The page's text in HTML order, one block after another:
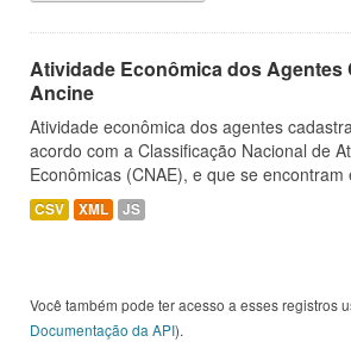
Atividade Econômica dos Agentes
Ancine
Atividade econômica dos agentes
acordo com a Classificação Nacional de
Econômicas (CNAE), e que se
CSV XML JS
Você também pode ter acesso a esses registros
Documentação da API).